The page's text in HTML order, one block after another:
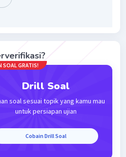
SOAL GRATIS!
Drill Soal
soal sesuai topik yang kamu mau
untuk persiapan ujian
Cobain Drill Soal